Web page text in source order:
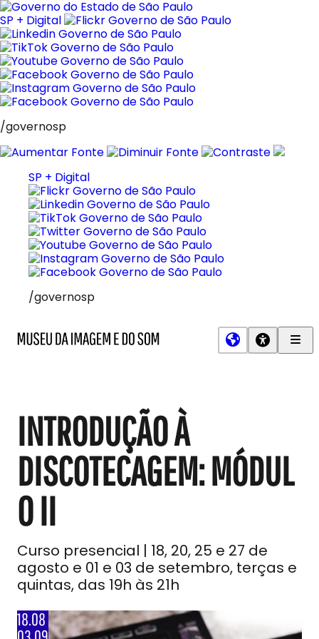
Pular
para
o
conteúdo
SP + Digital
/governosp
SP + Digital
/governosp
Som
INTRODUÇÃO À
DISCOTECAGEM: MÓDUL
O II
Curso presencial | 18, 20, 25 e 27 de
agosto e 01 e 03 de setembro, terças e
quintas, das 19h às 21h
18.08